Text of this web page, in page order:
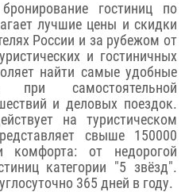
гостиниц по
лучшие цены и скидки
России и за рубежом от
и гостиничных
найти самые удобные
при самостоятельной
и деловых поездок.
на туристическом
свыше 150000
комфорта: от недорогой
категории "5 звёзд".
365 дней в году.